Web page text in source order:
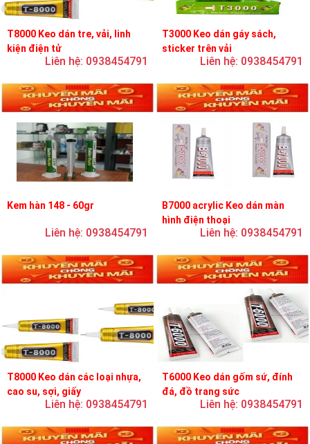
T8000 Keo dán tre, vải, linh
kiện điện tử
Liên hệ: 0938454791
T3000 Keo dán gáy sách,
sticker trên vải
Liên hệ: 0938454791
Kem hàn 148 - 60gr
Liên hệ: 0938454791
B7000 acrylic Keo dán màn
hình điện thoại
Liên hệ: 0938454791
T8000 Keo dán các loại nhựa,
cao su, sợi, giấy
Liên hệ: 0938454791
T6000 Keo dán gốm sứ, đính
đá, đồ trang sức
Liên hệ: 0938454791